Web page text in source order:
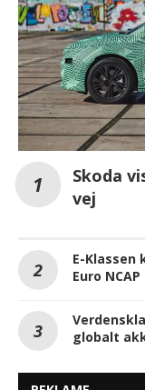
Skoda
vej
E-Klassen
Euro NCAP
globalt